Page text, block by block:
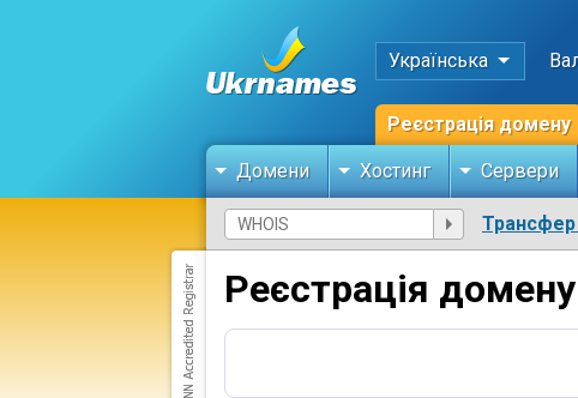
Українська
Реєстрація домену
Домени Хостинг Сервери
Реєстрація